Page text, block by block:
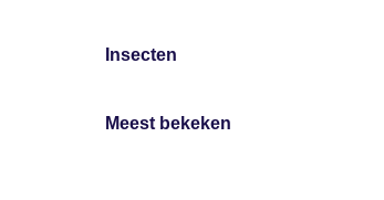
Insecten
Meest bekeken